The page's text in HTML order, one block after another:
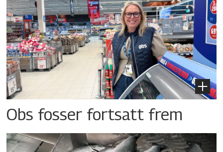
Obs fosser fortsatt frem